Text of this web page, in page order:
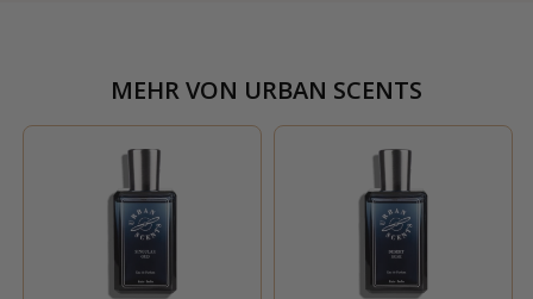
MEHR VON URBAN SCENTS